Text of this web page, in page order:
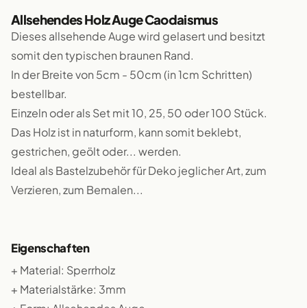
Allsehendes Holz Auge Caodaismus
Dieses allsehende Auge wird gelasert und besitzt
somit den typischen braunen Rand.
In der Breite von 5cm - 50cm (in 1cm Schritten)
bestellbar.
Einzeln oder als Set mit 10, 25, 50 oder 100 Stück.
Das Holz ist in naturform, kann somit beklebt,
gestrichen, geölt oder... werden.
Ideal als Bastelzubehör für Deko jeglicher Art, zum
Verzieren, zum Bemalen...
Eigenschaften
+ Material: Sperrholz
+ Materialstärke: 3mm